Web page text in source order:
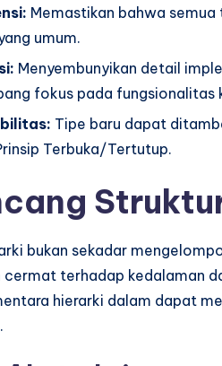
Memastikan bahwa
umum.
Menyembunyikan detail
fokus pada fungsionalitas
Tipe baru dapat
Terbuka/Tertutup.
bukan sekadar
terhadap kedalaman
hierarki dalam dapat